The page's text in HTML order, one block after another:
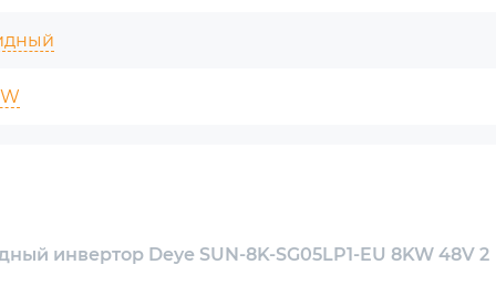
и резервных систем
🛡️
V инвертор Deye SUN-8K-SG05LP1-EU 8KW 48V 2